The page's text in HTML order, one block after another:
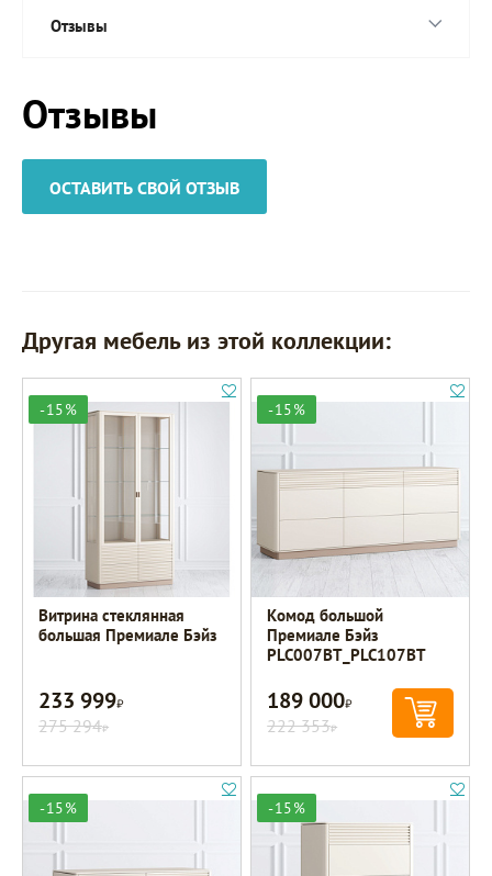
Отзывы
Отзывы
ОСТАВИТЬ СВОЙ ОТЗЫВ
Другая мебель из этой коллекции:
-15%
Витрина стеклянная
большая Премиале Бэйз
233 999Р
275 294Р
-15%
Комод большой
Премиале Бэйз
PLC007BT_PLC107BT
189 000Р
222 353Р
-15% -15%